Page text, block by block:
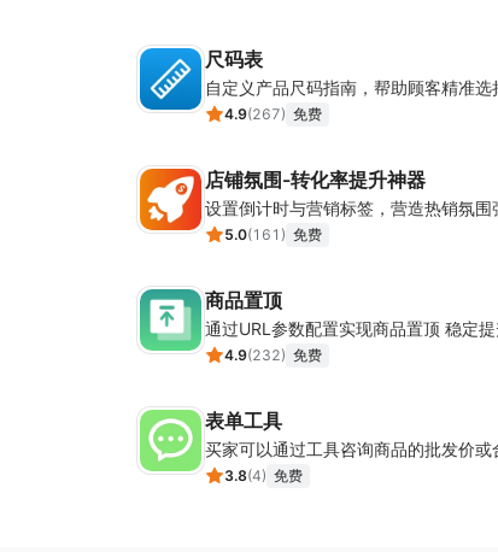
尺码表
自定义产品尺码指南，帮助顾客精准选
4.9(267) 免费
店铺氛围-转化率提升神器
5.0(161 ) 免费
商品置顶
通过URL参数配置实现商品置顶 稳定
4.9(232) 免费
表单工具
买家可以通过工具咨询商品的批发价或
3.8(4) 免费